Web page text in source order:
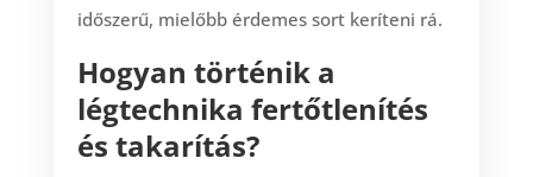
időszerű, mielőbb érdemes sort keríteni rá.
Hogyan történik a
légtechnika fertőtlenítés
és takarítás?